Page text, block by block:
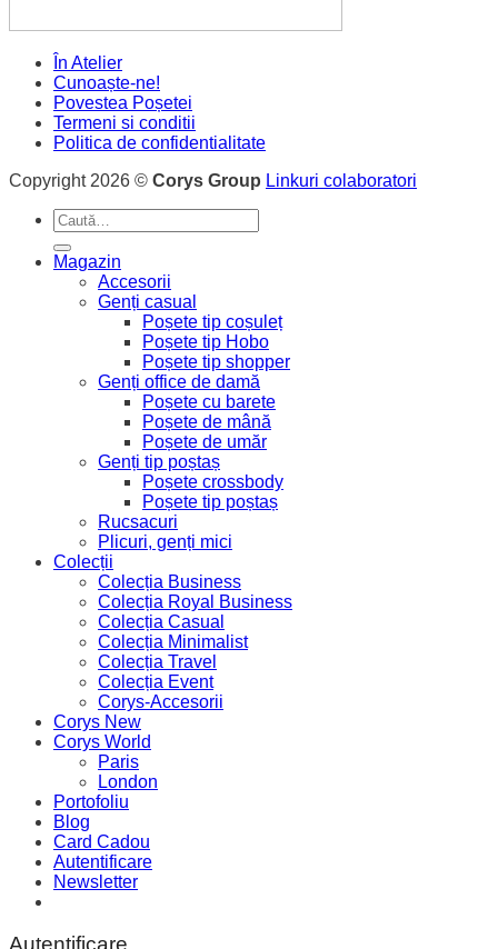
În Atelier
Cunoaște-ne!
Povestea Poșetei
Termeni si conditii
Politica de confidentialitate
Copyright 2026 © Corys Group Linkuri colaboratori
Caută
după:
Magazin
Accesorii
Genți casual
Poșete tip coșuleț
Poșete tip Hobo
Poșete tip shopper
Genți office de damă
Poșete cu barete
Poșete de mână
Poșete de umăr
Genți tip poștaș
Poșete crossbody
Poșete tip poștaș
Rucsacuri
Plicuri, genți mici
Colecții
Colecția Business
Colecția Royal Business
Colecția Casual
Colecția Minimalist
Colecția Travel
Colecția Event
Corys-Accesorii
Corys New
Corys World
Paris
London
Portofoliu
Blog
Card Cadou
Autentificare
Newsletter